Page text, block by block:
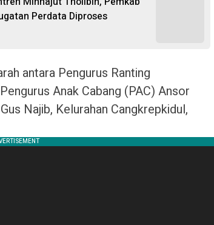
Perdata Diproses
antara Pengurus Ranting
Anak Cabang (PAC) Ansor
Najib, Kelurahan Cangkrepkidul,